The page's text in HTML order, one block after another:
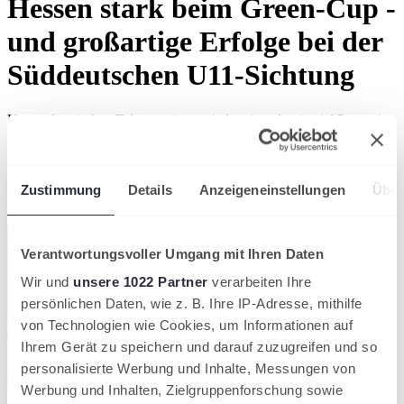
Zustimmung Details Anzeigeneinstellungen
Verantwortungsvoller Umgang mit Ihren Daten
Wir und unsere 1022 Partner verarbeiten Ihre
persönlichen Daten, wie z. B. Ihre IP-Adresse, mithilfe
von Technologien wie Cookies, um Informationen auf
Ihrem Gerät zu speichern und darauf zuzugreifen und so
personalisierte Werbung und Inhalte, Messungen von
Werbung und Inhalten, Zielgruppenforschung sowie
Hessen stark beim Green-Cup -
und großartige Erfolge bei der
Süddeutschen U11-Sichtung
Unsere hessischen Talente zeigen wieder einmal, wie viel Power in
ihnen steckt! Beim traditionsreichen Orange-/Green-Cup und dem
Süddeutschen U11-Sichtungsturnier mischten die jungen HTV-
Platzierungen mit nach Hause.
Nachwuchsförderung
Hessischer Tennis-Verband